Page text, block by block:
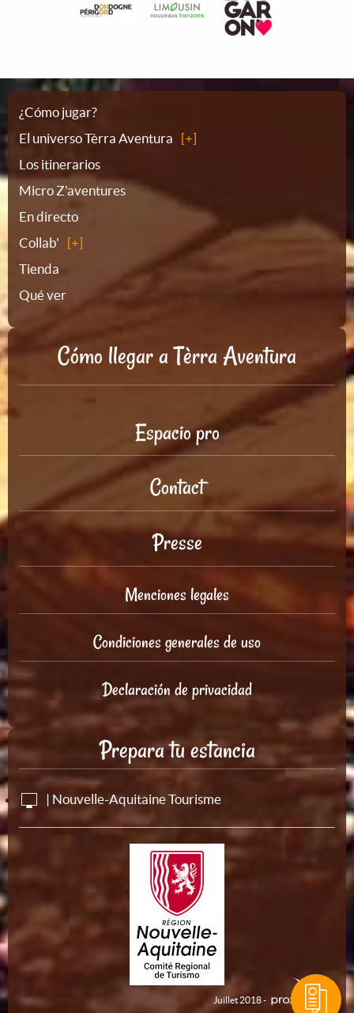
Plano
del
sitio
¿Cómo jugar?
El universo Tèrra Aventura
Los itinerarios
Micro Z'aventures
En directo
Collab'
Tienda
Qué ver
Cómo llegar a Tèrra Aventura
Espacio pro
Contact
Presse
Menciones legales
Condiciones generales de uso
Declaración de privacidad
Prepara tu estancia
| Nouvelle-Aquitaine Tourisme
Juillet 2018 -